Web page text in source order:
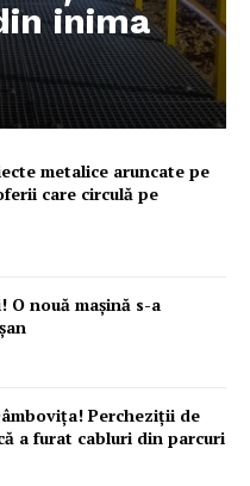
inima
metalice aruncate pe
care circulă pe
nouă mașină s-a
Percheziții de
a furat cabluri din parcuri